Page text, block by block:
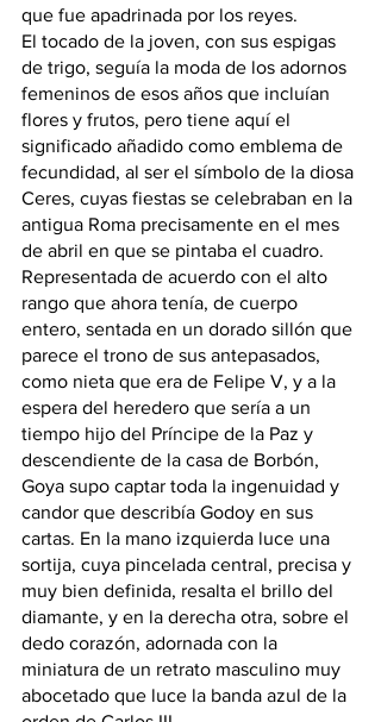
que fue apadrinada por los reyes.
El tocado de la joven, con sus espigas
de trigo, seguía la moda de los adornos
femeninos de esos años que incluían
flores y frutos, pero tiene aquí el
significado añadido como emblema de
fecundidad, al ser el símbolo de la diosa
Ceres, cuyas fiestas se celebraban en la
antigua Roma precisamente en el mes
de abril en que se pintaba el cuadro.
Representada de acuerdo con el alto
rango que ahora tenía, de cuerpo
entero, sentada en un dorado sillón que
parece el trono de sus antepasados,
como nieta que era de Felipe V, y a la
espera del heredero que sería a un
tiempo hijo del Príncipe de la Paz y
descendiente de la casa de Borbón,
Goya supo captar toda la ingenuidad y
candor que describía Godoy en sus
cartas. En la mano izquierda luce una
sortija, cuya pincelada central, precisa y
muy bien definida, resalta el brillo del
diamante, y en la derecha otra, sobre el
dedo corazón, adornada con la
miniatura de un retrato masculino muy
abocetado que luce la banda azul de la